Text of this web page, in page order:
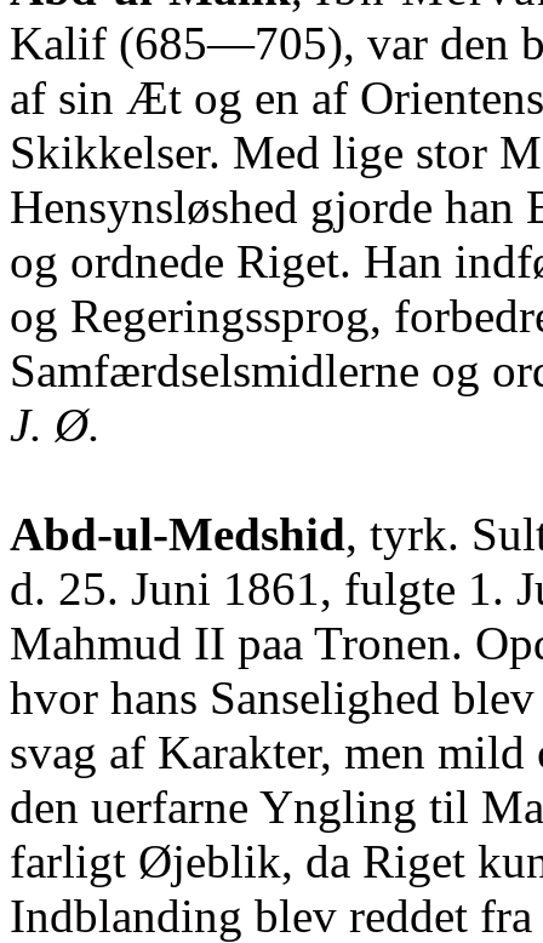
Kalif (685—705), var den
af sin Æt og en af
Skikkelser. Med lige stor
Hensynsløshed gjorde han
og ordnede Riget. Han
og Regeringssprog,
Samfærdselsmidlerne og
J. Ø.
Abd-ul-Medshid, tyrk.
d. 25. Juni 1861, fulgte 1.
Mahmud II paa Tronen.
hvor hans Sanselighed
svag af Karakter, men
den uerfarne Yngling til
farligt Øjeblik, da Riget
Indblanding blev reddet